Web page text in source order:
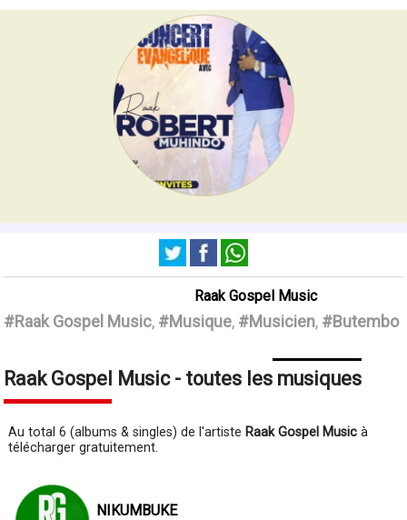
Raak Gospel Music
#Raak Gospel Music, #Musique, #Musicien, #Butembo
Raak Gospel Music - toutes les musiques
Au total 6 (albums & singles) de l'artiste Raak Gospel Music à
télécharger gratuitement.
NIKUMBUKE